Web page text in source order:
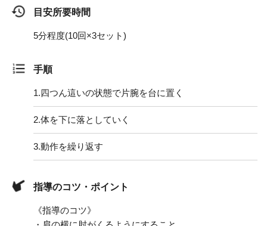
目安所要時間
5分程度(10回×3セット)
手順
1.四つん這いの状態で片腕を台に置く
2.体を下に落としていく
3.動作を繰り返す
指導のコツ・ポイント
《指導のコツ》